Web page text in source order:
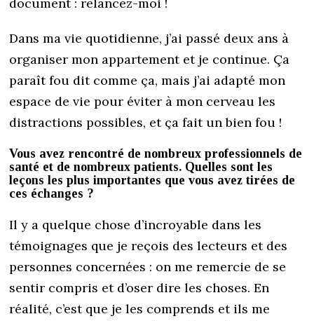
Dans ma vie quotidienne, j’ai passé deux ans à
organiser mon appartement et je continue. Ça
paraît fou dit comme ça, mais j’ai adapté mon
espace de vie pour éviter à mon cerveau les
distractions possibles, et ça fait un bien fou !
Vous avez rencontré de nombreux professionnels de
santé et de nombreux patients. Quelles sont les
leçons les plus importantes que vous avez tirées de
ces échanges ?
Il y a quelque chose d’incroyable dans les
témoignages que je reçois des lecteurs et des
personnes concernées : on me remercie de se
sentir compris et d’oser dire les choses. En
réalité, c’est que je les comprends et ils me